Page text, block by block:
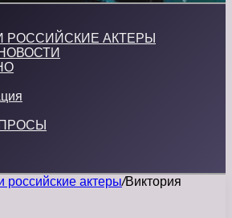
РОССИЙСКИЕ АКТЕРЫ
российские актеры/Виктория